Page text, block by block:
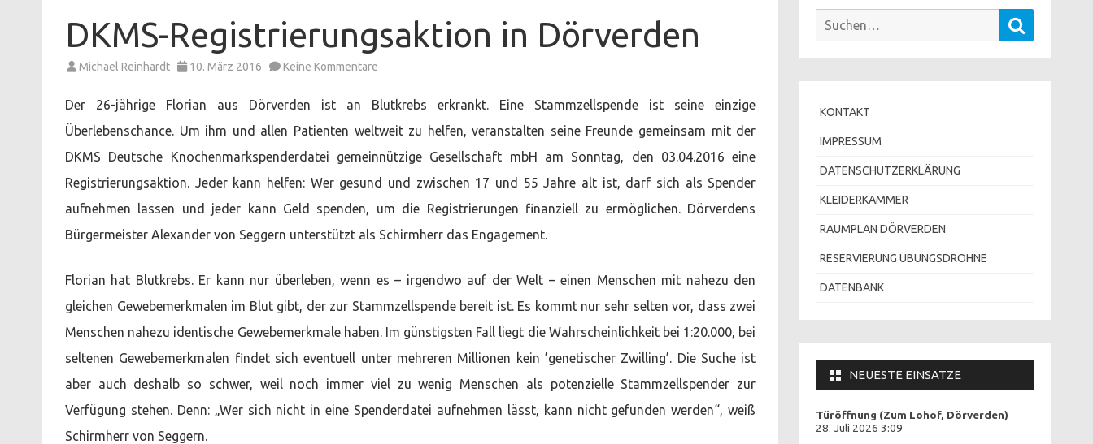
DKMS-Registrierungsaktion in Dörverden
Michael Reinhardt 10. März 2016 Keine Kommentare
in
Dörverden
Der 26-jährige Florian aus Dörverden ist an Blutkrebs erkrankt. Eine Stammzellspende ist seine einzige
Überlebenschance. Um ihm und allen Patienten weltweit zu helfen, veranstalten seine Freunde gemeinsam mit der
DKMS Deutsche Knochenmarkspenderdatei gemeinnützige Gesellschaft mbH am Sonntag, den 03.04.2016 eine
Registrierungsaktion. Jeder kann helfen: Wer gesund und zwischen 17 und 55 Jahre alt ist, darf sich als Spender
aufnehmen lassen und jeder kann Geld spenden, um die Registrierungen finanziell zu ermöglichen. Dörverdens
Bürgermeister Alexander von Seggern unterstützt als Schirmherr das Engagement.
Florian hat Blutkrebs. Er kann nur überleben, wenn es – irgendwo auf der Welt – einen Menschen mit nahezu den
gleichen Gewebemerkmalen im Blut gibt, der zur Stammzellspende bereit ist. Es kommt nur sehr selten vor, dass zwei
Menschen nahezu identische Gewebemerkmale haben. Im günstigsten Fall liegt die Wahrscheinlichkeit bei 1:20.000, bei
seltenen Gewebemerkmalen findet sich eventuell unter mehreren Millionen kein ’genetischer Zwilling’. Die Suche ist
aber auch deshalb so schwer, weil noch immer viel zu wenig Menschen als potenzielle Stammzellspender zur
Verfügung stehen. Denn: „Wer sich nicht in eine Spenderdatei aufnehmen lässt, kann nicht gefunden werden“, weiß
Schirmherr von Seggern.
Suchen
KONTAKT
IMPRESSUM
DATENSCHUTZERKLÄRUNG
KLEIDERKAMMER
RAUMPLAN DÖRVERDEN
RESERVIERUNG ÜBUNGSDROHNE
DATENBANK
NEUESTE EINSÄTZE
Türöffnung (Zum Lohof, Dörverden)
28. Juli 2026 3:09